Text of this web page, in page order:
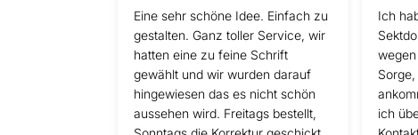
Eine sehr schöne Idee. Einfach zu
gestalten. Ganz toller Service, wir
hatten eine zu feine Schrift
gewählt und wir wurden darauf
hingewiesen das es nicht schön
aussehen wird. Freitags bestellt,
Ich
ich